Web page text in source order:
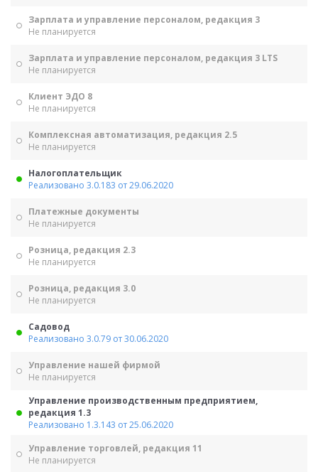
Зарплата и управление персоналом, редакция 3
Не планируется
Зарплата и управление персоналом, редакция 3 LTS
Не планируется
Клиент ЭДО 8
Не планируется
Комплексная автоматизация, редакция 2.5
Не планируется
Налогоплательщик
Реализовано 3.0.183 от 29.06.2020
Платежные документы
Не планируется
Розница, редакция 2.3
Не планируется
Розница, редакция 3.0
Не планируется
Садовод
Реализовано 3.0.79 от 30.06.2020
Управление нашей фирмой
Не планируется
Управление производственным предприятием,
редакция 1.3
Реализовано 1.3.143 от 25.06.2020
Управление торговлей, редакция 11
Не планируется